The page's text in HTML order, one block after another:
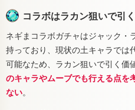
コラボはラカン狙いで引
ネギまコラボガチャはジャック・
持っており、現状の土キャラでは
可能なため、ラカン狙いで引く価
のキャラやムーブでも行える点を
ない。